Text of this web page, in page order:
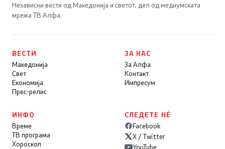
Независни вести од Македонија и светот, дел од медиумската
мрежа ТВ Алфа.
ВЕСТИ
Македонија
Свет
Економија
Прес-релис
ЗА НАС
За Алфа
Контакт
Импресум
ИНФО
Време
ТВ програма
Хороскоп
СЛЕДЕТЕ НÉ
Facebook
X / Twitter